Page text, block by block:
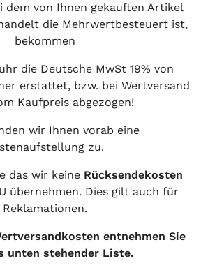
dem von Ihnen gekauften Artikel
die Mehrwertbesteuert ist,
bekommen
die Deutsche MwSt 19% von
erstattet, bzw. bei Wertversand
Kaufpreis abgezogen!
wir Ihnen vorab eine
zu.
das wir keine Rücksendekosten
übernehmen. Dies gilt auch für
Reklamationen.
entnehmen Sie
unten stehender Liste.